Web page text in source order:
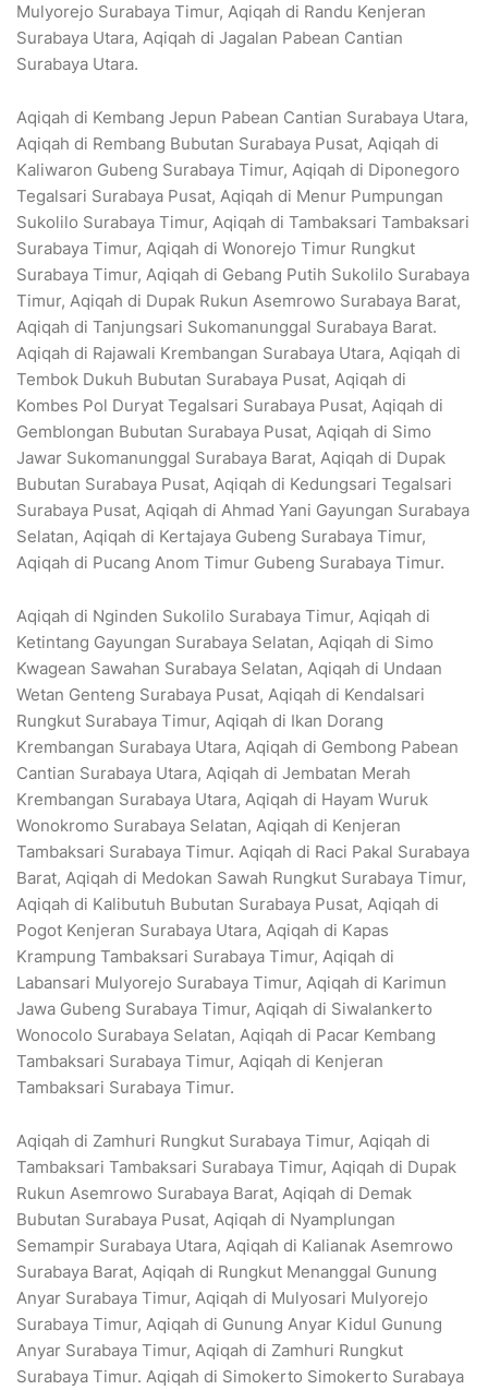
Mulyorejo Surabaya Timur, Aqiqah di Randu Kenjeran
Surabaya Utara, Aqiqah di Jagalan Pabean Cantian
Surabaya Utara.
Aqiqah di Kembang Jepun Pabean Cantian Surabaya Utara,
Aqiqah di Rembang Bubutan Surabaya Pusat, Aqiqah di
Kaliwaron Gubeng Surabaya Timur, Aqiqah di Diponegoro
Tegalsari Surabaya Pusat, Aqiqah di Menur Pumpungan
Sukolilo Surabaya Timur, Aqiqah di Tambaksari Tambaksari
Surabaya Timur, Aqiqah di Wonorejo Timur Rungkut
Surabaya Timur, Aqiqah di Gebang Putih Sukolilo Surabaya
Timur, Aqiqah di Dupak Rukun Asemrowo Surabaya Barat,
Aqiqah di Tanjungsari Sukomanunggal Surabaya Barat.
Aqiqah di Rajawali Krembangan Surabaya Utara, Aqiqah di
Tembok Dukuh Bubutan Surabaya Pusat, Aqiqah di
Kombes Pol Duryat Tegalsari Surabaya Pusat, Aqiqah di
Gemblongan Bubutan Surabaya Pusat, Aqiqah di Simo
Jawar Sukomanunggal Surabaya Barat, Aqiqah di Dupak
Bubutan Surabaya Pusat, Aqiqah di Kedungsari Tegalsari
Surabaya Pusat, Aqiqah di Ahmad Yani Gayungan Surabaya
Selatan, Aqiqah di Kertajaya Gubeng Surabaya Timur,
Aqiqah di Pucang Anom Timur Gubeng Surabaya Timur.
Aqiqah di Nginden Sukolilo Surabaya Timur, Aqiqah di
Ketintang Gayungan Surabaya Selatan, Aqiqah di Simo
Kwagean Sawahan Surabaya Selatan, Aqiqah di Undaan
Wetan Genteng Surabaya Pusat, Aqiqah di Kendalsari
Rungkut Surabaya Timur, Aqiqah di Ikan Dorang
Krembangan Surabaya Utara, Aqiqah di Gembong Pabean
Cantian Surabaya Utara, Aqiqah di Jembatan Merah
Krembangan Surabaya Utara, Aqiqah di Hayam Wuruk
Wonokromo Surabaya Selatan, Aqiqah di Kenjeran
Tambaksari Surabaya Timur. Aqiqah di Raci Pakal Surabaya
Barat, Aqiqah di Medokan Sawah Rungkut Surabaya Timur,
Aqiqah di Kalibutuh Bubutan Surabaya Pusat, Aqiqah di
Pogot Kenjeran Surabaya Utara, Aqiqah di Kapas
Krampung Tambaksari Surabaya Timur, Aqiqah di
Labansari Mulyorejo Surabaya Timur, Aqiqah di Karimun
Jawa Gubeng Surabaya Timur, Aqiqah di Siwalankerto
Wonocolo Surabaya Selatan, Aqiqah di Pacar Kembang
Tambaksari Surabaya Timur, Aqiqah di Kenjeran
Tambaksari Surabaya Timur.
Aqiqah di Zamhuri Rungkut Surabaya Timur, Aqiqah di
Tambaksari Tambaksari Surabaya Timur, Aqiqah di Dupak
Rukun Asemrowo Surabaya Barat, Aqiqah di Demak
Bubutan Surabaya Pusat, Aqiqah di Nyamplungan
Semampir Surabaya Utara, Aqiqah di Kalianak Asemrowo
Surabaya Barat, Aqiqah di Rungkut Menanggal Gunung
Anyar Surabaya Timur, Aqiqah di Mulyosari Mulyorejo
Surabaya Timur, Aqiqah di Gunung Anyar Kidul Gunung
Anyar Surabaya Timur, Aqiqah di Zamhuri Rungkut
Surabaya Timur. Aqiqah di Simokerto Simokerto Surabaya